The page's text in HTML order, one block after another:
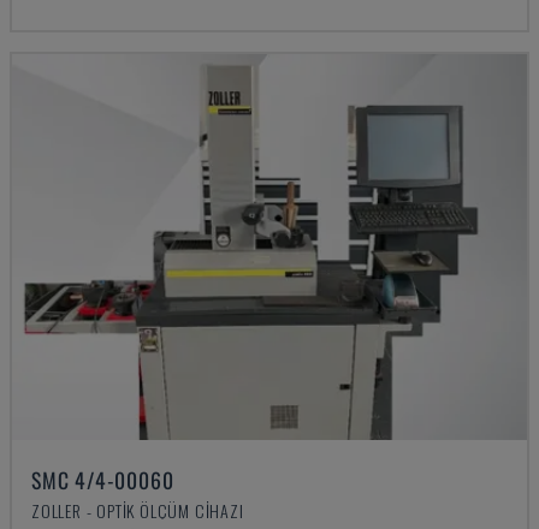
SMC 4/4-00060
ZOLLER - OPTIK ÖLÇÜM CIHAZI